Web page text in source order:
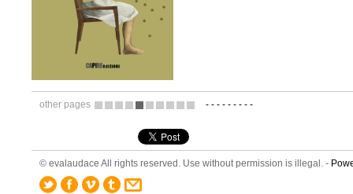
other pages - - - - - - - - -
© evalaudace All rights reserved. Use without permission is illegal. -